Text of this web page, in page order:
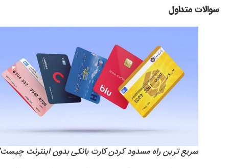
سوالات متداول
سریع ترین راه مسدود کردن کارت بانکی بدون اینترنت چیست؟